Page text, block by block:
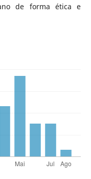
de forma ética e